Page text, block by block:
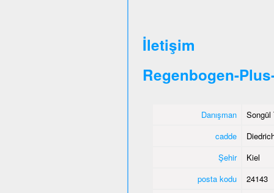
İletişim
Regenbogen-
Danışman
Songül
cadde
Şehir
Kiel
posta kodu
24143